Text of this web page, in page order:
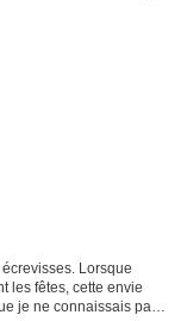
Lorsque
les fêtes, cette envie
je ne connaissais pas :